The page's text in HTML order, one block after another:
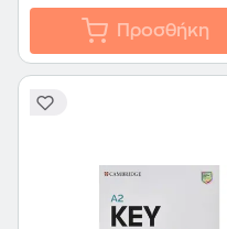
Προσθήκη